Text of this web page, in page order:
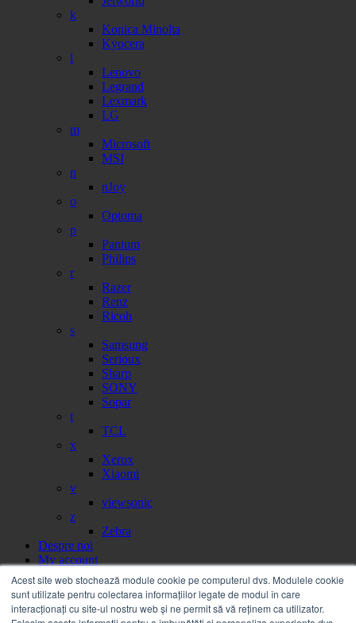
Acest site web stochează module cookie pe computerul dvs. Modulele cookie
sunt utilizate pentru colectarea informațiilor legate de modul în care
interacționați cu site-ul nostru web și ne permit să vă reținem ca utilizator.
k
Konica Minolta
Kyocera
l
Lenovo
Legrand
Lexmark
LG
m
Microsoft
MSI
n
nJoy
o
Optoma
p
Pantum
Philips
r
Razer
Renz
Ricoh
s
Samsung
Serioux
Sharp
SONY
Sopar
t
TCL
x
Xerox
Xiaomi
v
viewsonic
z
Zebra
Despre noi
My account
Partener
Portal facturi
Sesizare
Citire contor